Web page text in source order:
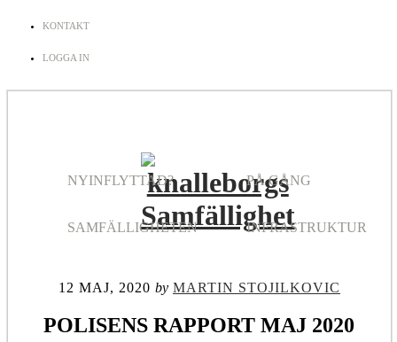
KONTAKT
LOGGA IN
NYINFLYTTAD?
SAMFÄLLIGHETEN
PÅ GÅNG
INFRASTRUKTUR
12 MAJ, 2020 by MARTIN STOJILKOVIC
POLISENS RAPPORT MAJ 2020